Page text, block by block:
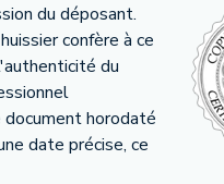
du déposant.
confère à ce
du
horodaté
date précise, ce